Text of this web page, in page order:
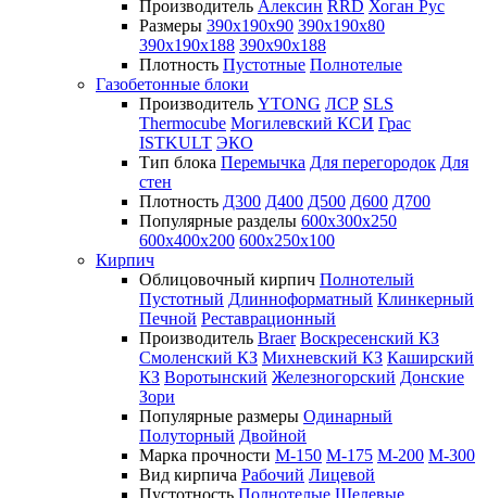
Производитель Алексин RRD Хоган Рус
Размеры 390х190х90 390х190х80
390х190х188 390х90х188
Плотность Пустотные Полнотелые
Газобетонные блоки
Производитель YTONG ЛСР SLS
Thermocube Могилевский КСИ Грас
ISTKULT ЭКО
Тип блока Перемычка Для перегородок Для
стен
Плотность Д300 Д400 Д500 Д600 Д700
Популярные разделы 600х300х250
600х400х200 600х250х100
Кирпич
Облицовочный кирпич Полнотелый
Пустотный Длинноформатный Клинкерный
Печной Реставрационный
Производитель Braer Воскресенский КЗ
Смоленский КЗ Михневский КЗ Каширский
КЗ Воротынский Железногорский Донские
Зори
Популярные размеры Одинарный
Полуторный Двойной
Марка прочности М-150 М-175 М-200 М-300
Вид кирпича Рабочий Лицевой
Пустотность Полнотелые Щелевые